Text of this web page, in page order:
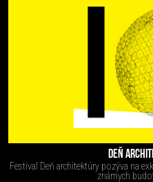
DEŇ
Festival Deň architektúry pozýva na
známych